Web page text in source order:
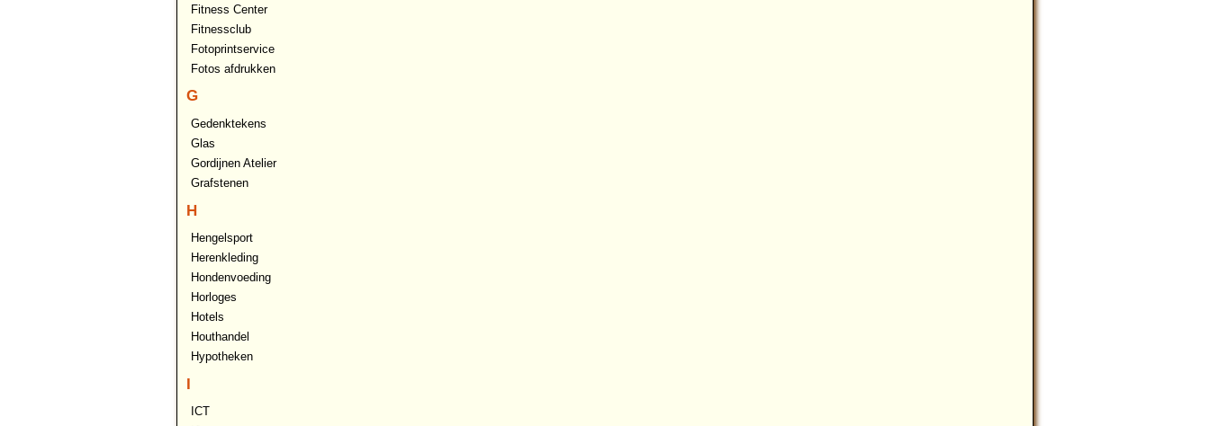
Fitness Center
Fitnessclub
Fotoprintservice
Fotos afdrukken
G
Gedenktekens
Glas
Gordijnen Atelier
Grafstenen
H
Hengelsport
Herenkleding
Hondenvoeding
Horloges
Hotels
Houthandel
Hypotheken
I
ICT